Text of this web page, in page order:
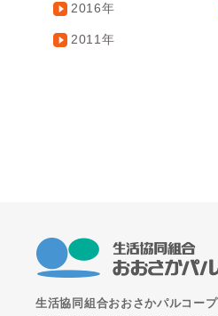
2016年
2011年
生活協同組合おおさかパルコープ